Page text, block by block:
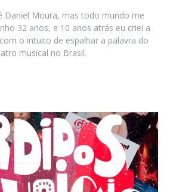
Daniel Moura, mas todo mundo me
32 anos, e 10 anos atrás eu criei a
o intuito de espalhar a palavra do
musical no Brasil.